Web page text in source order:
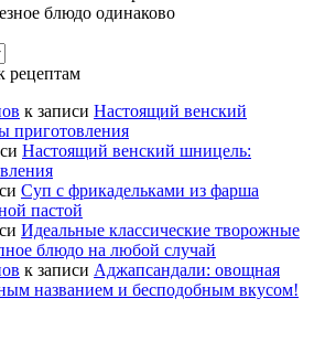
блюдо одинаково
рецептам
к записи Настоящий венский
приготовления
Настоящий венский шницель:
Суп с фрикадельками из фарша
пастой
Идеальные классические творожные
блюдо на любой случай
к записи Аджапсандали: овощная
названием и бесподобным вкусом!